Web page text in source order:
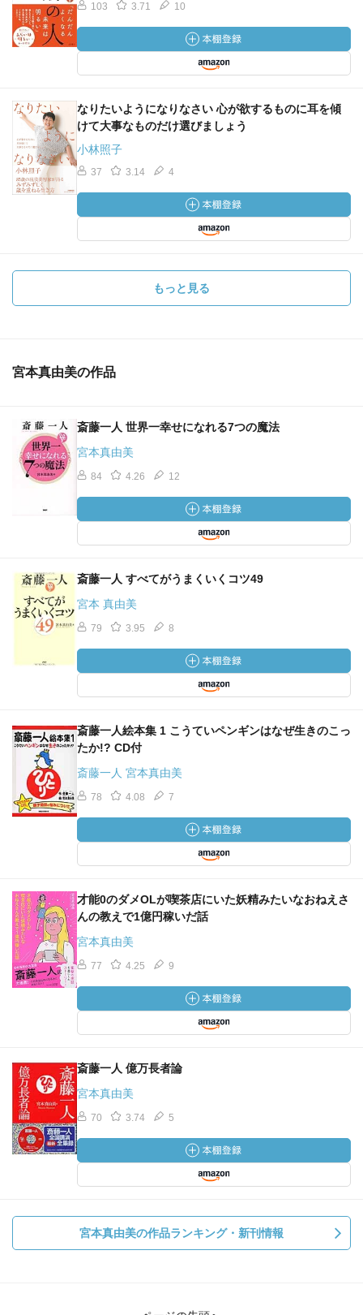
103 3.71 10
なりたいようになりなさい 心が欲するものに耳を傾
けて大事なものだけ選びましょう
小林照子
37 3.14 4
もっと見る
宮本真由美の作品
斎藤一人 世界一幸せになれる7つの魔法
宮本真由美
84 4.26 12
斎藤一人 すべてがうまくいくコツ49
宮本 真由美
79 3.95 8
斎藤一人絵本集 1 こうていペンギンはなぜ生きのこっ
たか!? CD付
斎藤一人 宮本真由美
78 4.08 7
才能0のダメOLが喫茶店にいた妖精みたいなおねえさ
んの教えで1億円稼いだ話
宮本真由美
77 4.25 9
斎藤一人 億万長者論
宮本真由美
70 3.74 5
宮本真由美の作品ランキング・新刊情報